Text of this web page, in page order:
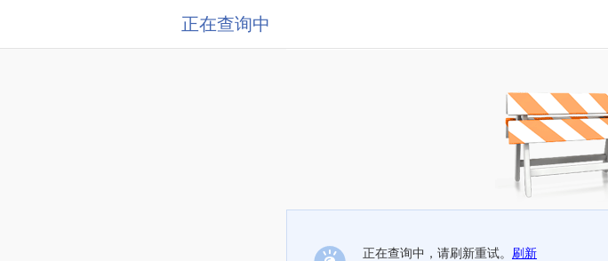
正在查询中
正在查询中，请刷新重试。 刷新